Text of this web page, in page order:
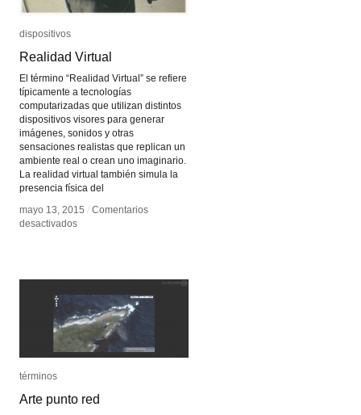
dispositivos
Realidad Virtual
El término “Realidad Virtual” se refiere
típicamente a tecnologías
computarizadas que utilizan distintos
dispositivos visores para generar
imágenes, sonidos y otras
sensaciones realistas que replican un
ambiente real o crean uno imaginario.
La realidad virtual también simula la
presencia física del
mayo 13, 2015 / Comentarios
desactivadosen
dispositivos
Realidad Virtual
mayo 13, 2015 / Comentarios
desactivadosen
términos
Arte punto red
términos
Arte punto red